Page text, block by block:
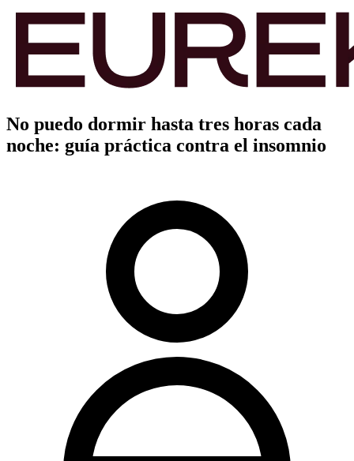
No puedo dormir hasta tres horas cada
noche: guía práctica contra el insomnio